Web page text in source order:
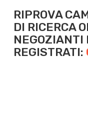
RIPROVA
DI RICERCA
NEGOZIANTI
REGISTRATI: